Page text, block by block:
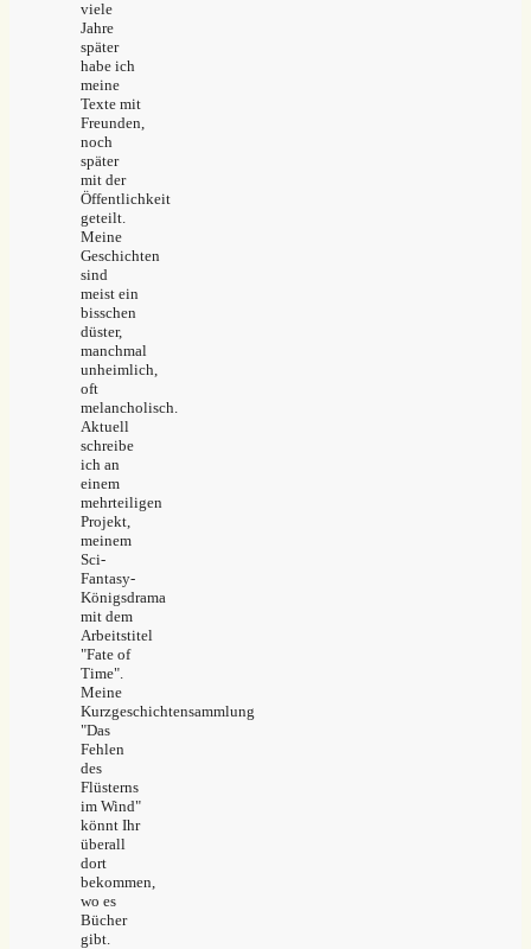
viele
Jahre
später
habe ich
meine
Texte mit
Freunden,
noch
später
mit der
Öffentlichkeit
geteilt.
Meine
Geschichten
sind
meist ein
bisschen
düster,
manchmal
unheimlich,
oft
melancholisch.
Aktuell
schreibe
ich an
einem
mehrteiligen
Projekt,
meinem
Sci-
Fantasy-
Königsdrama
mit dem
Arbeitstitel
"Fate of
Time".
Meine
Kurzgeschichtensammlung
"Das
Fehlen
des
Flüsterns
im Wind"
könnt Ihr
überall
dort
bekommen,
wo es
Bücher
gibt.